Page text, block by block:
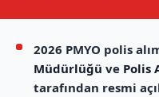
2026 PMYO polis
Müdürlüğü ve Polis
tarafından resmi